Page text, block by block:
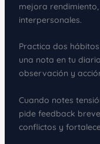
mejora
interpersonales.
Practica dos
una nota en tu
observación y
Cuando notes
pide feedback
conflictos y